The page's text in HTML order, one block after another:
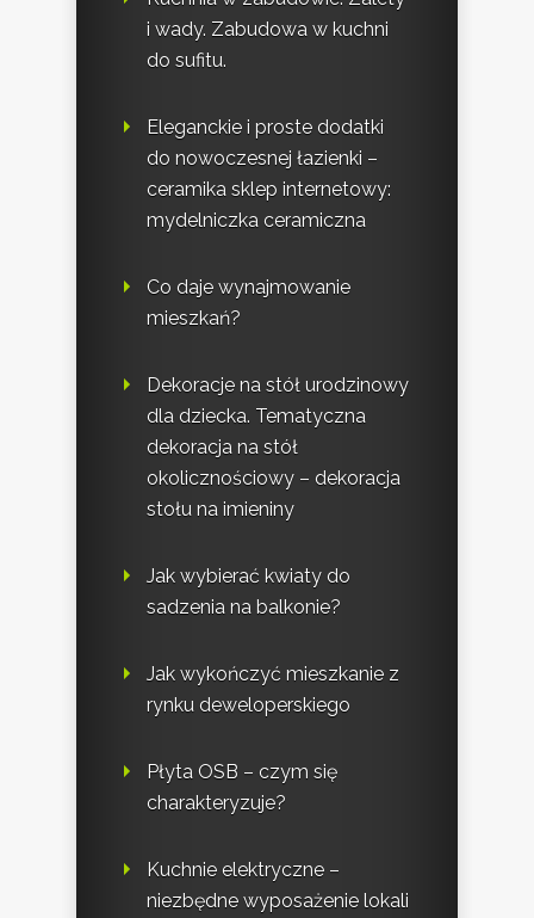
i wady. Zabudowa w kuchni
do sufitu.
Eleganckie i proste dodatki
do nowoczesnej łazienki –
ceramika sklep internetowy:
mydelniczka ceramiczna
Co daje wynajmowanie
mieszkań?
Dekoracje na stół urodzinowy
dla dziecka. Tematyczna
dekoracja na stół
okolicznościowy – dekoracja
stołu na imieniny
Jak wybierać kwiaty do
sadzenia na balkonie?
Jak wykończyć mieszkanie z
rynku deweloperskiego
Płyta OSB – czym się
charakteryzuje?
Kuchnie elektryczne –
niezbędne wyposażenie lokali